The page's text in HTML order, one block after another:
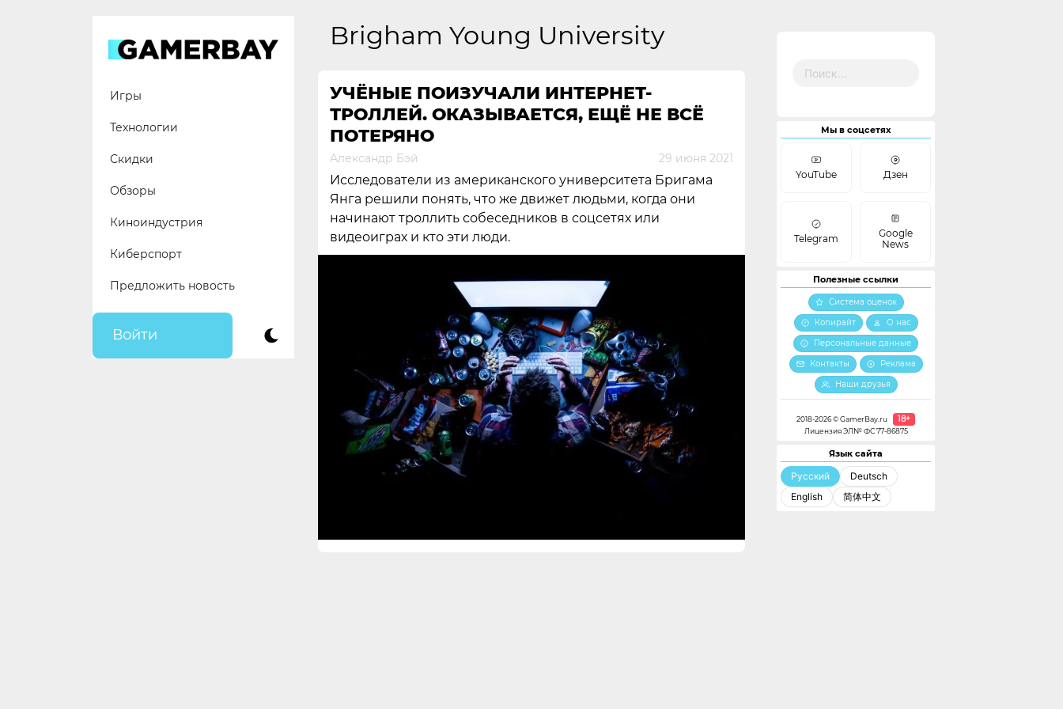
Игры
Технологии
Скидки
Обзоры
Киноиндустрия
Киберспорт
Предложить новость
Войти
Brigham Young University
УЧЁНЫЕ ПОИЗУЧАЛИ ИНТЕРНЕТ-
ТРОЛЛЕЙ. ОКАЗЫВАЕТСЯ, ЕЩЁ НЕ ВСЁ
ПОТЕРЯНО
Александр Бэй 29 июня 2021
Исследователи из американского университета Бригама
Янга решили понять, что же движет людьми, когда они
начинают троллить собеседников в соцсетях или
видеоиграх и кто эти люди.
Мы в соцсетях
YouTube Дзен
Telegram
Google
News
Полезные ссылки
Система оценок
Копирайт
О нас
Персональные данные
Контакты
Реклама
Наши друзья
2018-2026 © GamerBay.ru 18+
Лицензия ЭЛ№ ФС 77-86875
Язык сайта
Русский
Deutsch
English
简体中文